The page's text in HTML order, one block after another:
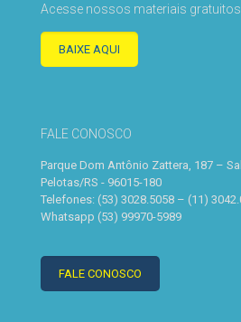
Acesse nossos materiais
BAIXE AQUI
FALE CONOSCO
Parque Dom Antônio Zattera, 187 –
Pelotas/RS - 96015-180
Telefones: (53) 3028.5058 – (11)
Whatsapp (53) 99970-5989
FALE CONOSCO